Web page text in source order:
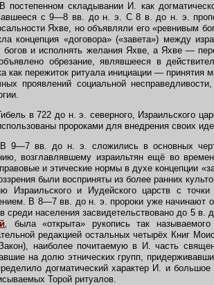
постепенном складывании И. как
с 9—8 вв. до н. э. С 8 в. до н. э.
Яхве, но объявляли его «ревнивым
концепция «договора» («завета») между
богов и исполнять желания Яхве, а Яхве —
обрезание, являвшееся в
как пережиток ритуала инициации — принятия
проявлений социальной
в 722 до н. э. северного, Израильского
пророками для внедрения своих
9—7 вв. до н. э. сложились в основных
возглавлявшему израильтян ещё во
и этические нормы в духе концепции
были восприняты из более ранних
Израильского и Иудейского царств с
В 8—7 вв. до н. э. пророки уже начинают
среди населения засвидетельствовано до 5
,
была «открыта» рукопись так
редакцией остальных четырёх Книг
наиболее почитаемую в И. часть
на долю этнических групп,
догматический характер И. и
Торой ритуалов.